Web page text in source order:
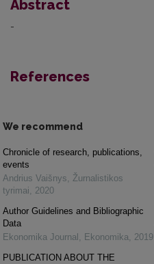
Abstract
-
References
We recommend
Chronicle of research, publications,
events
Andrius Vaišnys, Žurnalistikos
tyrimai, 2020
Author Guidelines and Bibliographic
Data
Ekonomika Journal , Ekonomika, 2019
PUBLICATION ABOUT THE